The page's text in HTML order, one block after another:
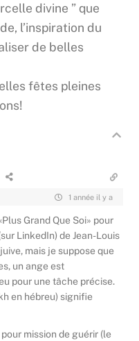
divine ” que
l’inspiration du
de belles
fêtes pleines
1 année il y a
Grand Que Soi» pour
LinkedIn) de Jean-Louis
mais je suppose que
un ange est
pour une tâche précise.
en hébreu) signifie
mission de guérir (le